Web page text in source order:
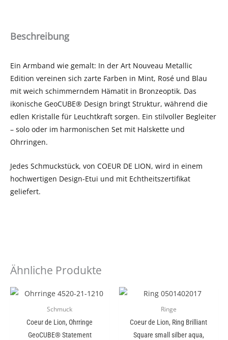
Beschreibung
Ein Armband wie gemalt: In der Art Nouveau Metallic
Edition vereinen sich zarte Farben in Mint, Rosé und Blau
mit weich schimmerndem Hämatit in Bronzeoptik. Das
ikonische GeoCUBE® Design bringt Struktur, während die
edlen Kristalle für Leuchtkraft sorgen. Ein stilvoller Begleiter
– solo oder im harmonischen Set mit Halskette und
Ohrringen.
Jedes Schmuckstück, von COEUR DE LION, wird in einem
hochwertigen Design-Etui und mit Echtheitszertifikat
geliefert.
Ähnliche Produkte
Schmuck
Coeur de Lion, Ohrringe
GeoCUBE® Statement
Ringe
Coeur de Lion, Ring Brilliant
Square small silber aqua,